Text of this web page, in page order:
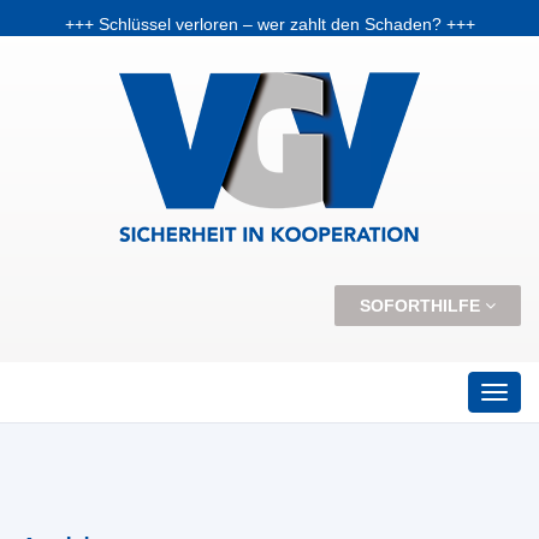
+++ Schlüssel verloren – wer zahlt den Schaden? +++
SOFORTHILFE